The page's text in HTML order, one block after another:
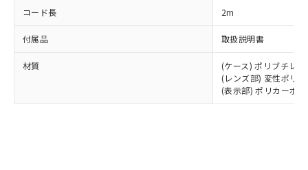
コード長 2m
付属品 取扱説明書
材質
(ケース) ポリブチレ
(レンズ部) 変性ポリ
(表示部) ポリカーボ